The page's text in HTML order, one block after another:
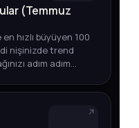
(Temmuz
hızlı büyüyen 100
nişinizde trend
adım adım